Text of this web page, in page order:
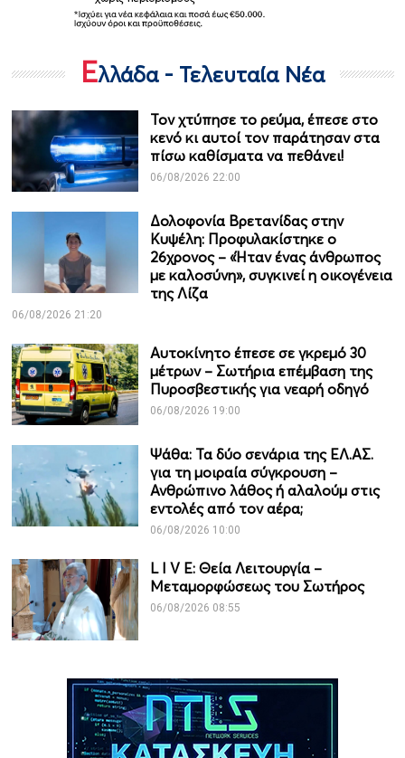
Ελλάδα - Τελευταία Νέα
Τον χτύπησε το ρεύμα, έπεσε στο
κενό κι αυτοί τον παράτησαν στα
πίσω καθίσματα να πεθάνει!
06/08/2026 22:00
Δολοφονία Βρετανίδας στην
Κυψέλη: Προφυλακίστηκε ο
26χρονος – «Ήταν ένας άνθρωπος
με καλοσύνη», συγκινεί η οικογένεια
της Λίζα
06/08/2026 21:20
Αυτοκίνητο έπεσε σε γκρεμό 30
μέτρων – Σωτήρια επέμβαση της
Πυροσβεστικής για νεαρή οδηγό
06/08/2026 19:00
Ψάθα: Τα δύο σενάρια της ΕΛ.ΑΣ.
για τη μοιραία σύγκρουση –
Ανθρώπινο λάθος ή αλαλούμ στις
εντολές από τον αέρα;
06/08/2026 10:00
L I V E: Θεία Λειτουργία –
Μεταμορφώσεως του Σωτήρος
06/08/2026 08:55